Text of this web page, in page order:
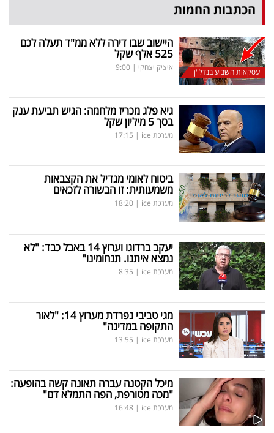
הכתבות החמות
עסקאות השבוע בנדל"ן
היישוב שבו דירה ללא ממ"ד תעלה לכם
525 אלף שקל
איציק יצחקי |
9:00
גיא פלג מכריז מלחמה: הגיש תביעת ענק
בסך 5 מיליון שקל
מערכת ice |
17:15
ביטוח לאומי מגדיל את הקצבאות
משמעותית: זו הבשורה לזכאים
מערכת ice |
18:20
יעקב ברדוגו וערוץ 14 באבל כבד: "לא
נמצא איתנו. תנחומינו"
מערכת ice |
8:35
מגי טביבי נפרדת מערוץ 14: "לאור
התקופה במדינה"
מערכת ice |
13:55
מיכל הקטנה עברה תאונה קשה בהופעה:
"מכה מטורפת, הפה התמלא דם"
מערכת ice |
16:48